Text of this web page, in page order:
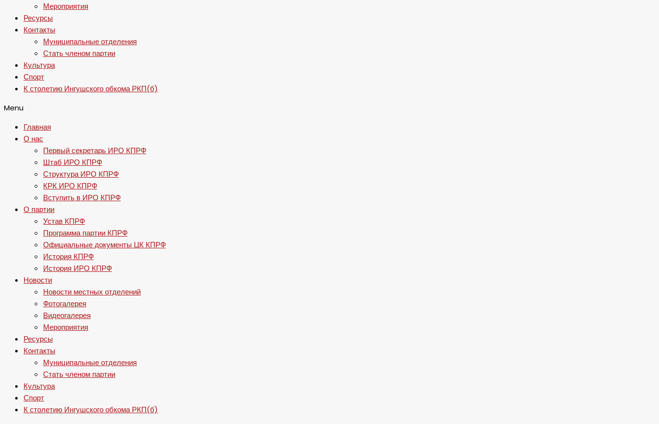
Мероприятия
Ресурсы
Контакты
Муниципальные отделения
Стать членом партии
Культура
Спорт
К столетию Ингушского обкома РКП(б)
Menu
Главная
О нас
Первый секретарь ИРО КПРФ
Штаб ИРО КПРФ
Структура ИРО КПРФ
КРК ИРО КПРФ
Вступить в ИРО КПРФ
О партии
Устав КПРФ
Программа партии КПРФ
Официальные документы ЦК КПРФ
История КПРФ
История ИРО КПРФ
Новости
Новости местных отделений
Фотогалерея
Видеогалерея
Мероприятия
Ресурсы
Контакты
Муниципальные отделения
Стать членом партии
Культура
Спорт
К столетию Ингушского обкома РКП(б)